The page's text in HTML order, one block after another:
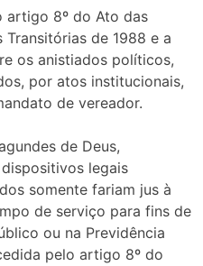
artigo 8º do Ato das
de 1988 e a
os anistiados políticos,
por atos institucionais,
de vereador.
de Deus,
legais
somente fariam jus à
de serviço para fins de
ou na Previdência
pelo artigo 8º do